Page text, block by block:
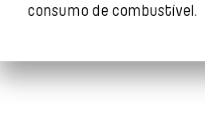
consumo de combustível.